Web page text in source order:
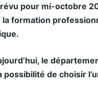
pour mi-octobre
formation
le
de choisir